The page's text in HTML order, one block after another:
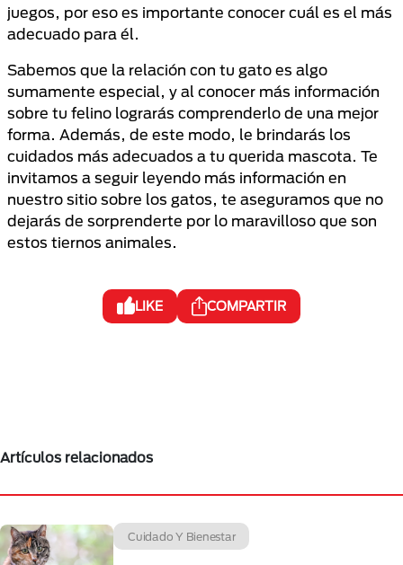
juegos, por eso es importante conocer cuál es el más
adecuado para él.
Sabemos que la relación con tu gato es algo
sumamente especial, y al conocer más información
sobre tu felino lograrás comprenderlo de una mejor
forma. Además, de este modo, le brindarás los
cuidados más adecuados a tu querida mascota. Te
invitamos a seguir leyendo más información en
nuestro sitio sobre los gatos, te aseguramos que no
dejarás de sorprenderte por lo maravilloso que son
estos tiernos animales.
LIKE COMPARTIR
Artículos relacionados
Cuidado Y Bienestar